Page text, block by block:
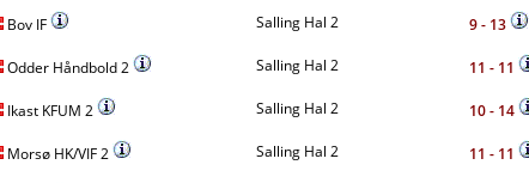
Bov IF Salling Hal 2
9 - 13
Odder Håndbold 2 Salling Hal 2
11 - 11
Ikast KFUM 2 Salling Hal 2
10 - 14
Morsø HK/VIF 2 Salling Hal 2
11 - 11